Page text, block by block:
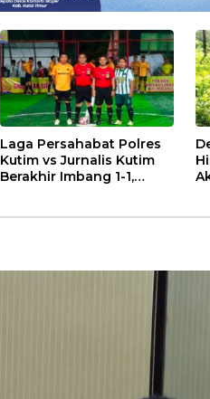
Laga Persahabat Polres
Kutim vs Jurnalis Kutim
Berakhir Imbang 1-1,